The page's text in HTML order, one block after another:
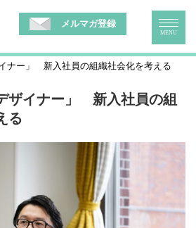
メルマガ登録
MENU
ナー」 新入社員の組織社会化を考える
ザイナー」 新入社員の組
る